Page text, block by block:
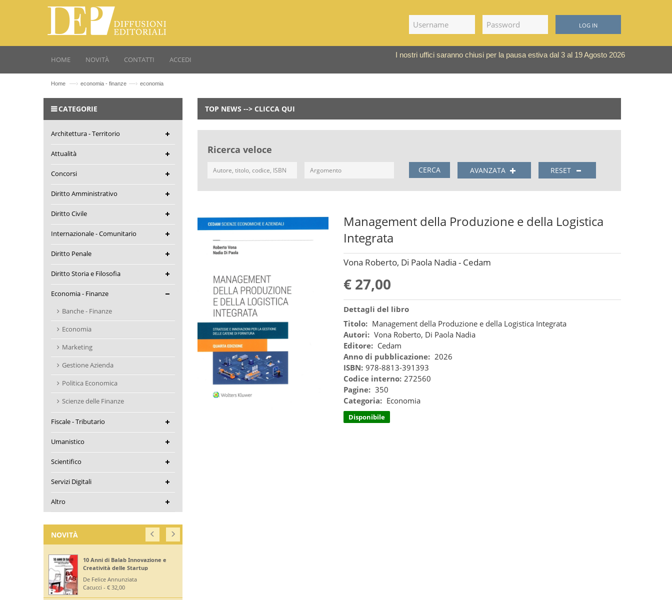
LOG IN
HOME NOVITÀ CONTATTI ACCEDI
I nostri uffici saranno chiusi per la pausa estiva dal 3 al 19 Agosto 2026
Home —› economia - finanze —› economia
TOP NEWS --> CLICCA QUI
Ricerca veloce
CERCA AVANZATA RESET
Management della Produzione e della Logistica
Integrata
Vona Roberto, Di Paola Nadia - Cedam
€ 27,00
Dettagli del libro
Titolo: Management della Produzione e della Logistica Integrata
Autori: Vona Roberto, Di Paola Nadia
Editore: Cedam
Anno di pubblicazione: 2026
ISBN: 978-8813-391393
Codice interno: 272560
Pagine: 350
Categoria: Economia
Disponibile
CATEGORIE
Architettura - Territorio
Attualità
Concorsi
Diritto Amministrativo
Diritto Civile
Internazionale - Comunitario
Diritto Penale
Diritto Storia e Filosofia
Economia - Finanze
Banche - Finanze
Economia
Marketing
Gestione Azienda
Politica Economica
Scienze delle Finanze
Fiscale - Tributario
Umanistico
Scientifico
Servizi Digitali
Altro
NOVITÀ
10 Anni di Balab Innovazione e
Creatività delle Startup
De Felice Annunziata
Cacucci - € 32,00